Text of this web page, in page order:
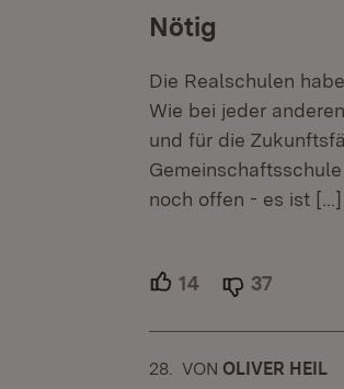
Nötig
Die Realschulen
Wie bei jeder
und für die
noch offen - es ist […]
14 Unterstützer.
37
28. KOMMENTAR
VON :OLIVER HEIL